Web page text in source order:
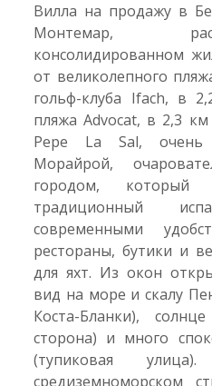
Вилла на продажу в
Монтемар,
консолидированном
от великолепного
гольф-клуба Ifach, в
пляжа Advocat, в 2,3
Pepe La Sal,
Морайрой,
городом,
традиционный
современными
рестораны, бутики и
для яхт. Из окон
вид на море и скалу
Коста-Бланки),
сторона) и много
(тупиковая
средиземноморском